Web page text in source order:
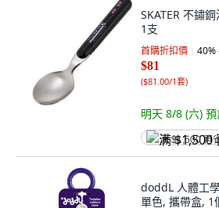
SKATER 不鏽
1支
首購折扣價 40%
$81
($81.00/1套)
明天 8/8 (六) 預
满 $1,500 再
doddL 人體工
單色, 攜帶盒, 1